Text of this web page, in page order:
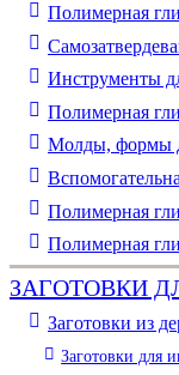
Полимерная
Инструменты
Полимерная
Молды, формы
Полимерная
Полимерная
ЗАГОТОВКИ
Заготовки из
Заготовки для